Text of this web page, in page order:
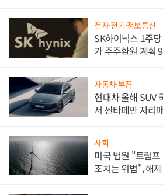
전자·전기·정보통신
SK하이닉스 1주
가 주주환원 계획
자동차·부품
현대차 올해 SUV
서 싼타페만 자리
사회
미국 법원 "트럼
조치는 위법", 해